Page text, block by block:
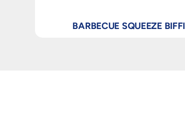
BARBECUE SQUEEZE BIFFI